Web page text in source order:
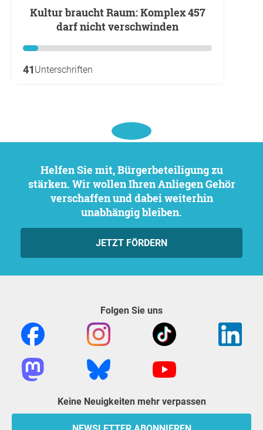
Kultur braucht Raum: Komplex 457
darf nicht verschwinden
41 Unterschriften
Helfen Sie mit, Bürgerbeteiligung zu
stärken. Wir wollen Ihren Anliegen Gehör
verschaffen und dabei weiterhin
unabhängig bleiben.
JETZT FÖRDERN
Folgen Sie uns
Keine Neuigkeiten mehr verpassen